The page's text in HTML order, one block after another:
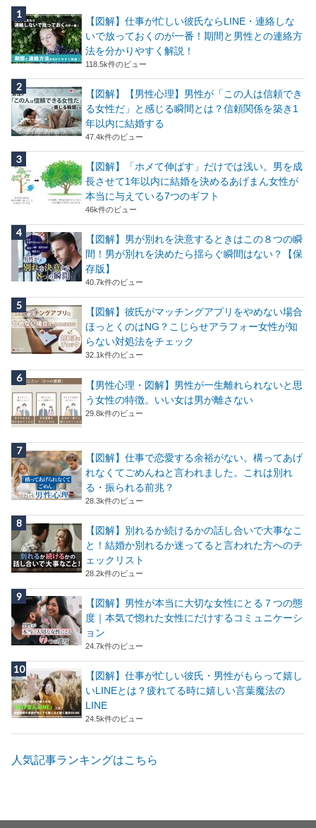
【図解】仕事が忙しい彼氏ならLINE・連絡しな
いで放っておくのが一番！期間と男性との連絡方
法を分かりやすく解説！
118.5k件のビュー
【図解】【男性心理】男性が「この人は信頼でき
る女性だ」と感じる瞬間とは？信頼関係を築き1
年以内に結婚する
47.4k件のビュー
【図解】「ホメて伸ばす」だけでは浅い。男を成
長させて1年以内に結婚を決めるあげまん女性が
本当に与えている7つのギフト
46k件のビュー
【図解】男が別れを決意するときはこの８つの瞬
間！男が別れを決めたら揺らぐ瞬間はない？【保
存版】
40.7k件のビュー
【図解】彼氏がマッチングアプリをやめない場合
ほっとくのはNG？こじらせアラフォー女性が知
らない対処法をチェック
32.1k件のビュー
【男性心理・図解】男性が一生離れられないと思
う女性の特徴。いい女は男が離さない
29.8k件のビュー
【図解】仕事で恋愛する余裕がない。構ってあげ
れなくてごめんねと言われました。これは別れ
る・振られる前兆？
28.3k件のビュー
【図解】別れるか続けるかの話し合いで大事なこ
と！結婚か別れるか迷ってると言われた方へのチ
ェックリスト
28.2k件のビュー
【図解】男性が本当に大切な女性にとる７つの態
度｜本気で惚れた女性にだけするコミュニケーシ
ョン
24.7k件のビュー
【図解】仕事が忙しい彼氏・男性がもらって嬉し
いLINEとは？疲れてる時に嬉しい言葉魔法の
LINE
24.5k件のビュー
人気記事ランキングはこちら